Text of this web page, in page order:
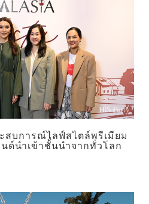
ะสบการณ์ไลฟ์สไตล์พรีเมียม
ด์นำเข้าชั้นนำจากทั่วโลก